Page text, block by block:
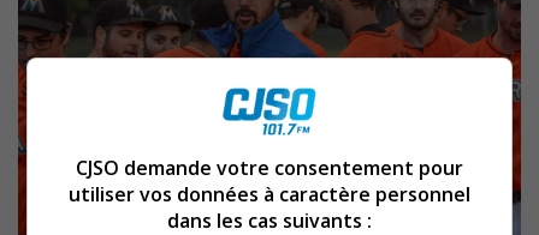
CJSO demande votre consentement pour
utiliser vos données à caractère personnel
dans les cas suivants :